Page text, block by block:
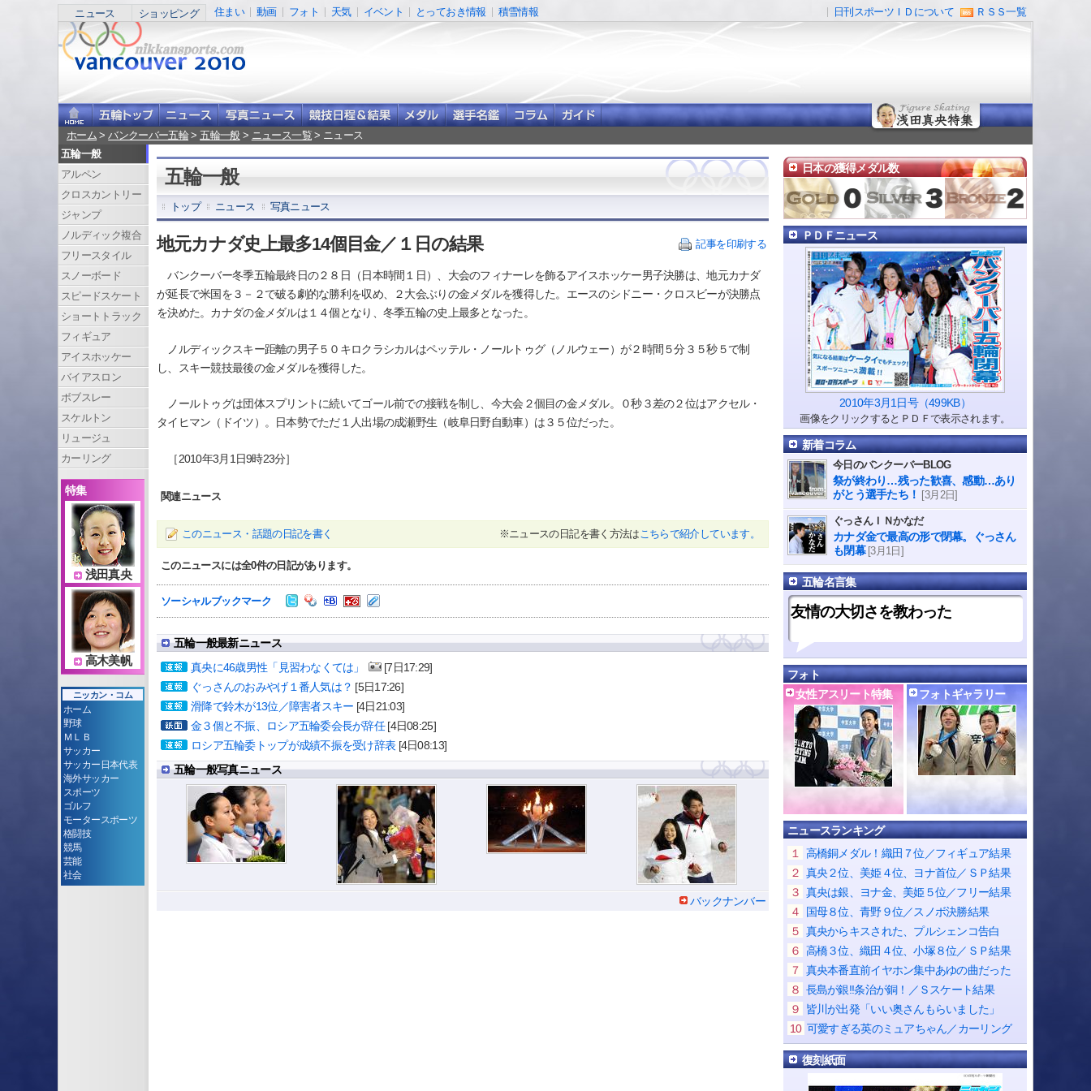
ニュース ショッピング 住まい 動画 フォト 天気 イベント とっておき情報 積雪情報 日刊スポーツＩＤについて ＲＳＳ一覧
ホーム >バンクーバー五輪>五輪一般 > ニュース一覧> ニュース
五輪一般
トップ ニュース 写真ニュース
地元カナダ史上最多14個目金／１日の結果 記事を印刷する
バンクーバー冬季五輪最終日の２８日（日本時間１日）、大会のフィナーレを飾るアイスホッケー男子決勝は、地元カナダ
が延長で米国を３－２で破る劇的な勝利を収め、２大会ぶりの金メダルを獲得した。エースのシドニー・クロスビーが決勝点
を決めた。カナダの金メダルは１４個となり、冬季五輪の史上最多となった。
ノルディックスキー距離の男子５０キロクラシカルはペッテル・ノールトゥグ（ノルウェー）が２時間５分３５秒５で制
し、スキー競技最後の金メダルを獲得した。
ノールトゥグは団体スプリントに続いてゴール前での接戦を制し、今大会２個目の金メダル。０秒３差の２位はアクセル・
タイヒマン（ドイツ）。日本勢でただ１人出場の成瀬野生（岐阜日野自動車）は３５位だった。
［2010年3月1日9時23分］
関連ニュース
このニュース・話題の日記を書く ※ニュースの日記を書く方法は こちらで紹介しています。
このニュースには全0件の日記があります。
ソーシャルブックマーク
五輪一般最新ニュース
真央に46歳男性「見習わなくては」
[7日17:29]
ぐっさんのおみやげ１番人気は？ [5日17:26]
滑降で鈴木が13位／障害者スキー [4日21:03]
金３個と不振、ロシア五輪委会長が辞任[4日08:25]
ロシア五輪委トップが成績不振を受け辞表[4日08:13]
五輪一般写真ニュース
バックナンバー
五輪一般
アルペン
クロスカントリー
ジャンプ
ノルディック複合
フリースタイル
スノーボード
スピードスケート
ショートトラック
フィギュア
アイスホッケー
バイアスロン
ボブスレー
スケルトン
リュージュ
カーリング
特集
浅田真央
高木美帆
ニッカン・コム
ホーム
野球
ＭＬＢ
サッカー
サッカー日本代表
海外サッカー
スポーツ
ゴルフ
モータースポーツ
格闘技
競馬
芸能
社会
日本の獲得メダル数
ＰＤＦニュース
2010年3月1日号（499KB）
画像をクリックするとＰＤＦで表示されます。
新着コラム
今日のバンクーバーBLOG
祭が終わり…残った歓喜、感動…あり
がとう選手たち！ [3月2日]
ぐっさんＩＮかなだ
カナダ金で最高の形で閉幕。ぐっさん
も閉幕 [3月1日]
五輪名言集
友情の大切さを教わった
フォト
女性アスリート特集
フォトギャラリー
ニュースランキング
１
高橋銅メダル！織田７位／フィギュア結果
２ 真央２位、美姫４位、ヨナ首位／ＳＰ結果
３ 真央は銀、ヨナ金、美姫５位／フリー結果
４
国母８位、青野９位／スノボ決勝結果
５ 真央からキスされた、プルシェンコ告白
６ 高橋３位、織田４位、小塚８位／ＳＰ結果
７ 真央本番直前イヤホン集中あゆの曲だった
８ 長島が銀!!条治が銅！／Ｓスケート結果
９
皆川が出発「いい奥さんもらいました」
10 可愛すぎる英のミュアちゃん／カーリング
復刻紙面